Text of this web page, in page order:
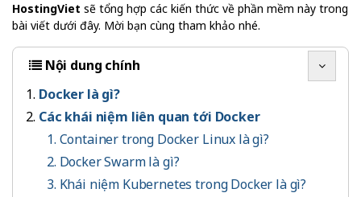
HostingViet sẽ tổng hợp các kiến thức về phần mềm này trong
bài viết dưới đây. Mời bạn cùng tham khảo nhé.
Nội dung chính
Docker là gì?
Các khái niệm liên quan tới Docker
1. Container trong Docker Linux là gì?
2. Docker Swarm là gì?
3. Khái niệm Kubernetes trong Docker là gì?